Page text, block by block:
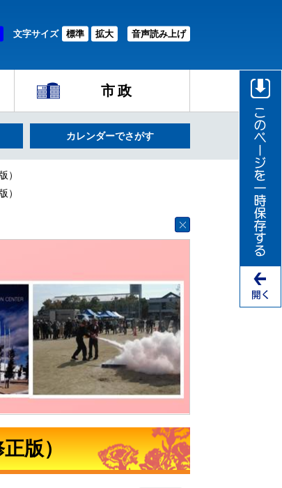
文字サイズ 標準 拡大 音声読み上げ
市政
カレンダーでさがす
）
）
版）